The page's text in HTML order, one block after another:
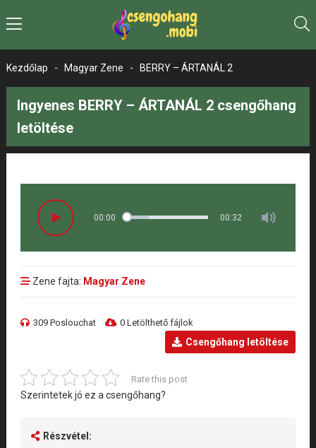
Kezdőlap - Magyar Zene - BERRY – ÁRTANÁL 2
Ingyenes BERRY – ÁRTANÁL 2 csengőhang
letöltése
00:00 00:32
Zene fajta: Magyar Zene
309 Poslouchat 0 Letölthető fájlok
Csengőhang letöltése
Rate this post
Szerintetek jó ez a csengőhang?
Részvétel: